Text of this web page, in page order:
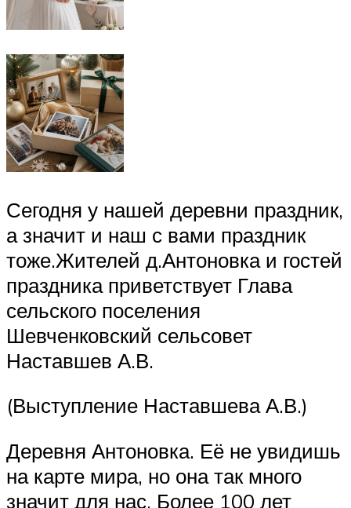
Сегодня у нашей деревни праздник,
а значит и наш с вами праздник
тоже.Жителей д.Антоновка и гостей
праздника приветствует Глава
сельского поселения
Шевченковский сельсовет
Наставшев А.В.
(Выступление Наставшева А.В.)
Деревня Антоновка. Её не увидишь
на карте мира, но она так много
значит для нас. Более 100 лет